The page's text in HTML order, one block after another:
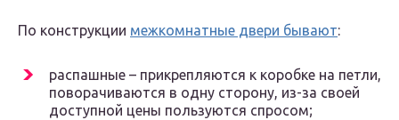
По конструкции межкомнатные двери бывают:
распашные – прикрепляются к коробке на петли,
поворачиваются в одну сторону, из-за своей
доступной цены пользуются спросом;